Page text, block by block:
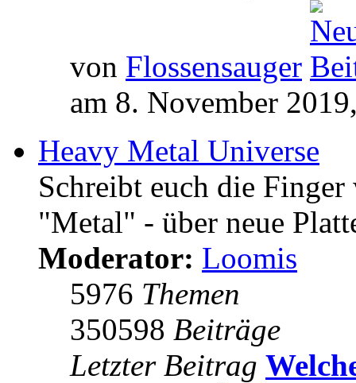
von Flossensauger
am 8. November
Heavy Metal Universe
Schreibt euch die
"Metal" - über neue
Moderator: Loomis
5976 Themen
350598 Beiträge
Letzter Beitrag